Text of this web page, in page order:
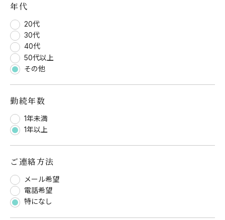
年代
20代
30代
40代
50代以上
その他
勤続年数
1年未満
1年以上
ご連絡方法
メール希望
電話希望
特になし